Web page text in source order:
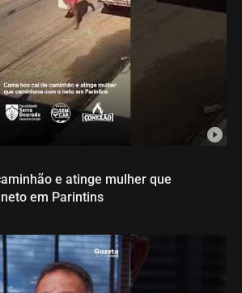
e atinge mulher que
em Parintins